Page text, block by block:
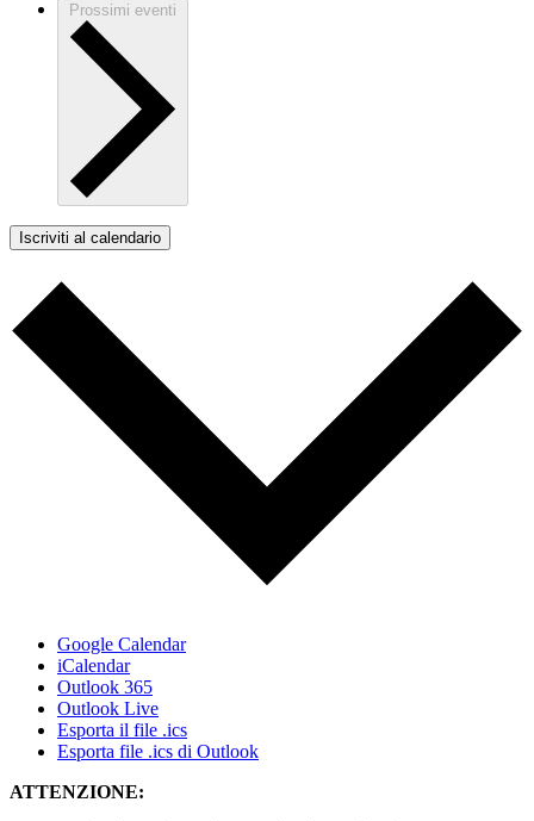
Prossimi eventi
Iscriviti al calendario
Google Calendar
iCalendar
Outlook 365
Outlook Live
Esporta il file .ics
Esporta file .ics di Outlook
ATTENZIONE: